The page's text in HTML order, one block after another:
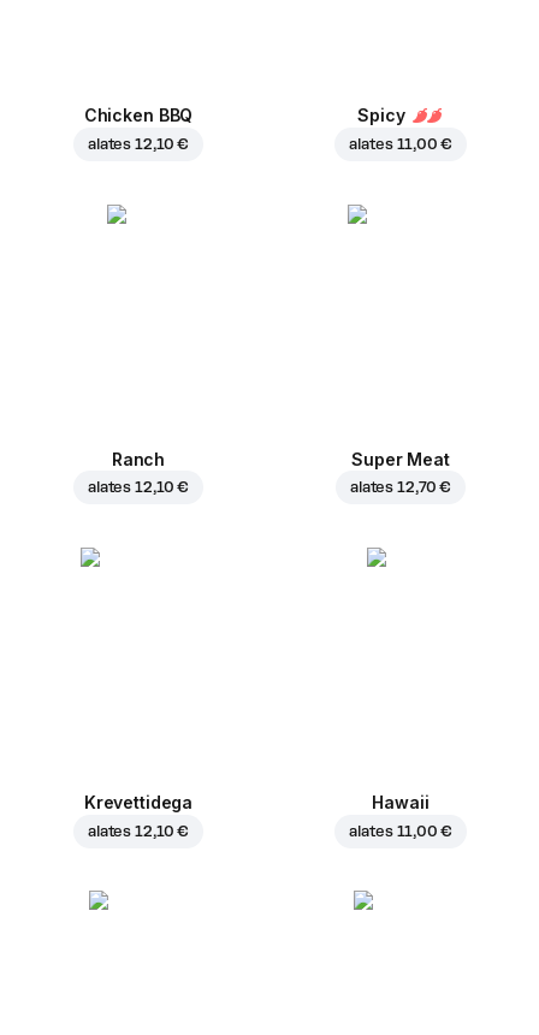
Chicken BBQ
alates 12,10 €
Spicy
alates 11,00 €
Ranch
alates 12,10 €
Super Meat
alates 12,70 €
Krevettidega
alates 12,10 €
Hawaii
alates 11,00 €